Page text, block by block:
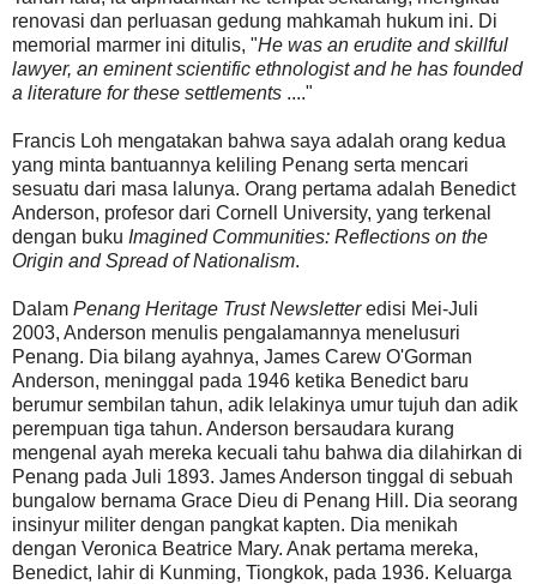
renovasi dan perluasan gedung mahkamah hukum ini. Di
memorial marmer ini ditulis, "He was an erudite and skillful
lawyer, an eminent scientific ethnologist and he has founded
a literature for these settlements ...."
Francis Loh mengatakan bahwa saya adalah orang kedua
yang minta bantuannya keliling Penang serta mencari
sesuatu dari masa lalunya. Orang pertama adalah Benedict
Anderson, profesor dari Cornell University, yang terkenal
dengan buku Imagined Communities: Reflections on the
Origin and Spread of Nationalism.
Dalam Penang Heritage Trust Newsletteredisi Mei-Juli
2003, Anderson menulis pengalamannya menelusuri
Penang. Dia bilang ayahnya, James Carew O'Gorman
Anderson, meninggal pada 1946 ketika Benedict baru
berumur sembilan tahun, adik lelakinya umur tujuh dan adik
perempuan tiga tahun. Anderson bersaudara kurang
mengenal ayah mereka kecuali tahu bahwa dia dilahirkan di
Penang pada Juli 1893. James Anderson tinggal di sebuah
bungalow bernama Grace Dieu di Penang Hill. Dia seorang
insinyur militer dengan pangkat kapten. Dia menikah
dengan Veronica Beatrice Mary. Anak pertama mereka,
Benedict, lahir di Kunming, Tiongkok, pada 1936. Keluarga